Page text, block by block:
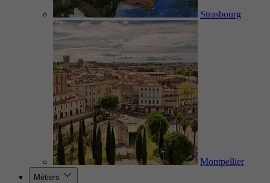
Strasbourg
Montpellier
Métiers